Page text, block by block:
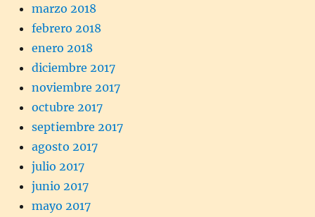
marzo 2018
febrero 2018
enero 2018
diciembre 2017
noviembre 2017
octubre 2017
septiembre 2017
agosto 2017
julio 2017
junio 2017
mayo 2017